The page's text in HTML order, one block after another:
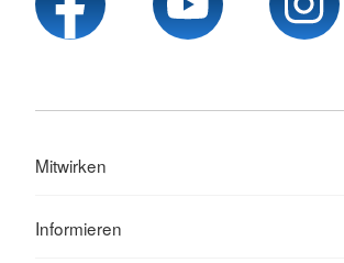
Mitwirken
Informieren